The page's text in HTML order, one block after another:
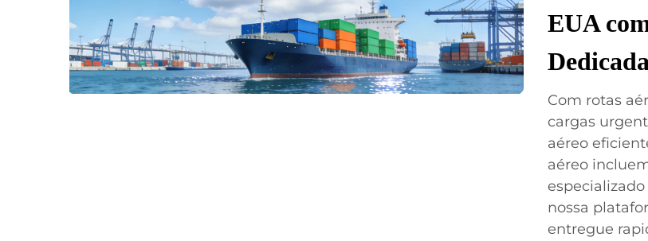
EUA
Dedicada
Com rotas
cargas
aéreo
aéreo
nossa
entregue